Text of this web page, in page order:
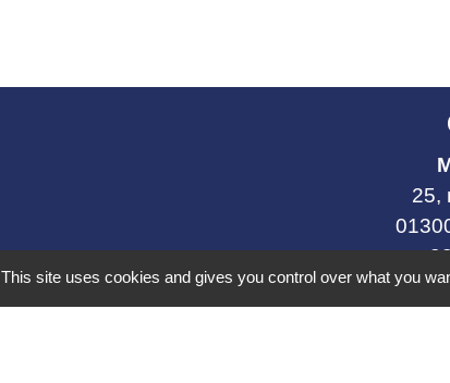
25,
This site uses cookies and gives you control over what you